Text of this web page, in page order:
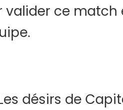
ce match
désirs de